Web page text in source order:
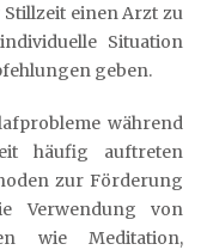
einen Arzt zu
Situation
geben.
während
häufig auftreten
zur Förderung
Verwendung von
wie Meditation,